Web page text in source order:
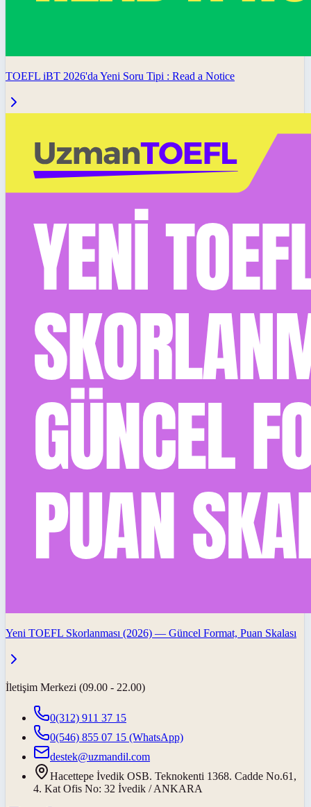
TOEFL iBT 2026'da Yeni Soru Tipi : Read a Notice
Yeni TOEFL Skorlanması (2026) — Güncel Format, Puan Skalası
İletişim Merkezi (09.00 - 22.00)
0(312) 911 37 15
0(546) 855 07 15 (WhatsApp)
destek@uzmandil.com
Hacettepe İvedik OSB. Teknokenti 1368. Cadde No.61,
4. Kat Ofis No: 32 İvedik / ANKARA